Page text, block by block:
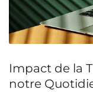
Impact de la
notre